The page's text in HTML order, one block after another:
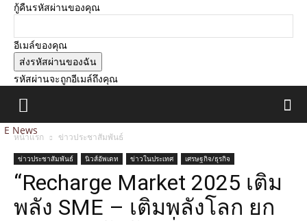
กู้คืนรหัสผ่านของคุณ
อีเมล์ของคุณ
รหัสผ่านจะถูกอีเมล์ถึงคุณ
E News
หน้าแรก ข่าวประชาสัมพันธ์
ข่าวประชาสัมพันธ์ นิวส์อัพเดท ข่าวในประเทศ เศรษฐกิจ/ธุรกิจ
“Recharge Market 2025 เติม
พลัง SME – เติมพลังโลก ยก